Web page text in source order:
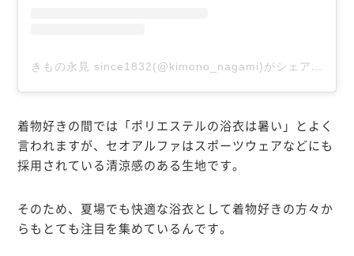
きもの永見 since1832(@kimono_nagami)がシェアした投稿
着物好きの間では「ポリエステルの浴衣は暑い」とよく
言われますが、セオアルファはスポーツウェアなどにも
採用されている清涼感のある生地です。
そのため、夏場でも快適な浴衣として着物好きの方々か
らもとても注目を集めているんです。